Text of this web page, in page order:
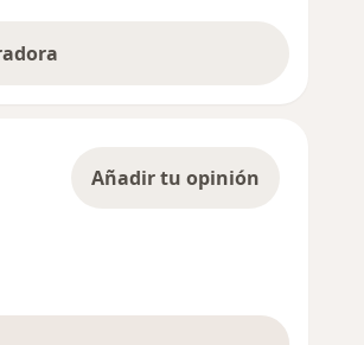
Añadir tu opinión